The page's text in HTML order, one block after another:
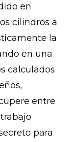
en
cilindros a
la
en una
calculados
entre
para